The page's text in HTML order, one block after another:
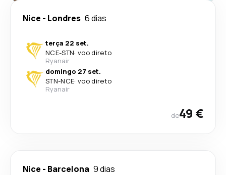
Nice - Londres 6 dias
terça 22 set.
NCE-STN· voo direto
Ryanair
domingo 27 set.
STN-NCE· voo direto
Ryanair
de49 €
Nice - Barcelona 9 dias